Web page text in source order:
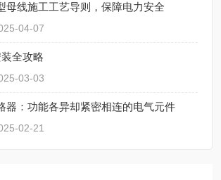
母线施工工艺导则，保障电力安全
04-07
全攻略
03-03
器：功能各异却紧密相连的电气元件
02-21